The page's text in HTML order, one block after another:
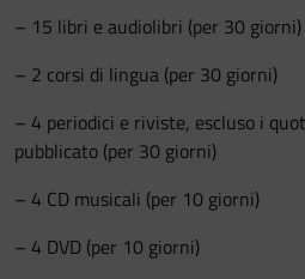
– 15 libri e audiolibri (per 30 giorni)
– 2 corsi di lingua (per 30 giorni)
– 4 periodici e riviste, escluso i
pubblicato (per 30 giorni)
– 4 CD musicali (per 10 giorni)
– 4 DVD (per 10 giorni)